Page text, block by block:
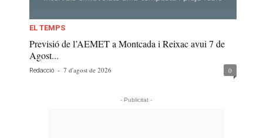
EL TEMPS
Previsió de l’AEMET a Montcada i Reixac avui 7 de
Agost...
Redacció - 7 d'agost de 2026 0
- Publicitat -